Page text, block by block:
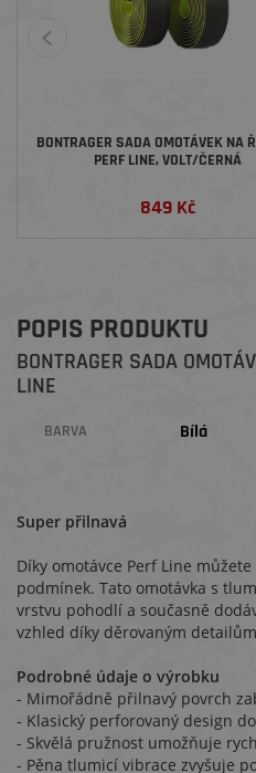
BONTRAGER SADA OMOTÁVEK NA
PERF LINE, VOLT/ČERNÁ
849 Kč
POPIS PRODUKTU
BONTRAGER SADA
LINE
BARVA Bílá
Super přilnavá
Díky omotávce Perf Line
podmínek. Tato omotávka s
vrstvu pohodlí a současně
vzhled díky děrovaným
Podrobné údaje o výrobku
- Mimořádně přilnavý povrch
- Klasický perforovaný design
- Skvělá pružnost umožňuje
- Pěna tlumicí vibrace zvyšuje